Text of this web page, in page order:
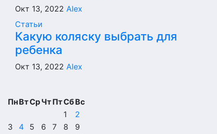
Окт 13, 2022 Alex
Статьи
Какую коляску выбрать для
ребенка
Окт 13, 2022 Alex
ПнВтСрЧтПтСбВс
1
2
3
4 5 6 7 8
9